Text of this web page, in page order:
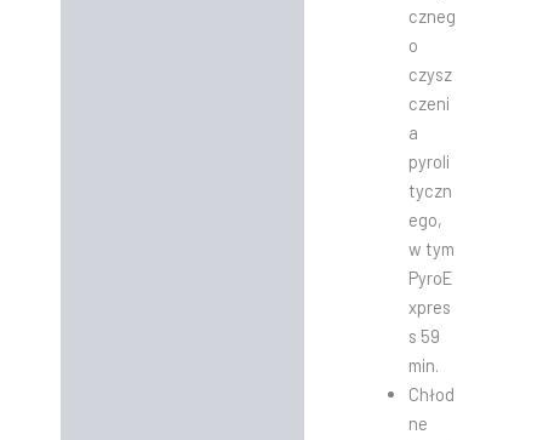
czneg
o
czysz
czeni
a
pyroli
tyczn
ego,
w tym
PyroE
xpres
s 59
min.
Chłod
ne